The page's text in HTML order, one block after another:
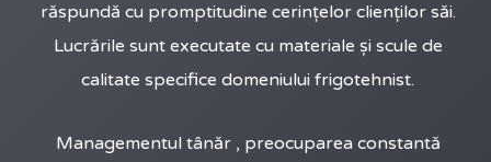
răspundă cu promptitudine cerințelor clienților săi.
Lucrările sunt executate cu materiale și scule de
calitate specifice domeniului frigotehnist.
Managementul tânăr , preocuparea constantă